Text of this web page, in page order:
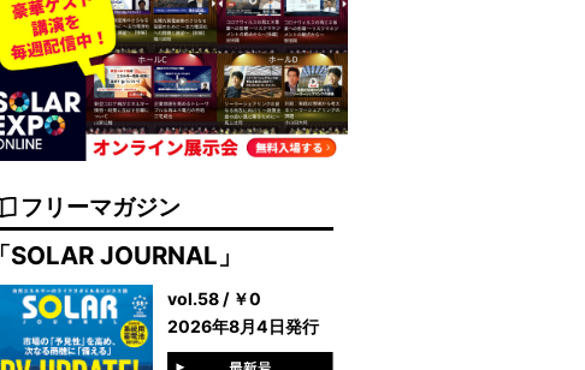
フリーマガジン
「SOLAR JOURNAL」
vol.58 / ￥0
2026年8月4日発行